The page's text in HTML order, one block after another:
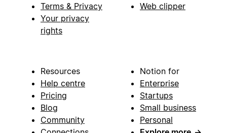
Terms & Privacy
Your privacy
rights
Web clipper
Resources
Help centre
Pricing
Blog
Community
Notion for
Enterprise
Startups
Small business
Personal